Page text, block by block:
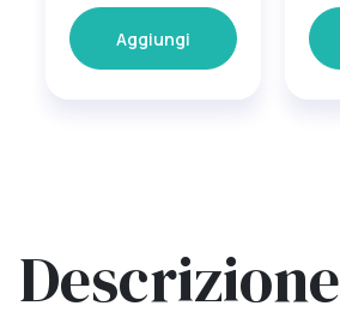
Aggiungi
Descrizione